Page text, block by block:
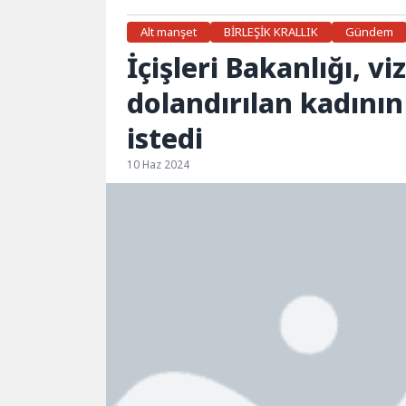
Alt manşet BİRLEŞİK KRALLIK Gündem
İçişleri Bakanlığı,
dolandırılan
istedi
10 Haz 2024